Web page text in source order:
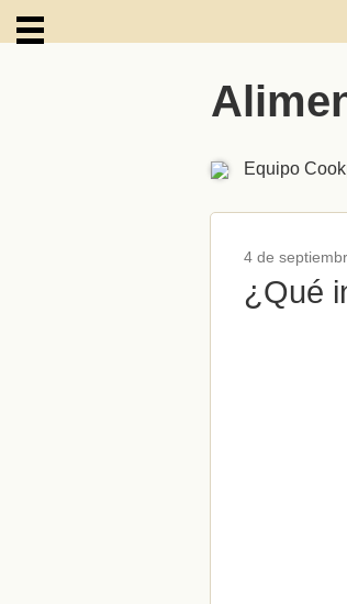
Equipo
4 de
¿Qué